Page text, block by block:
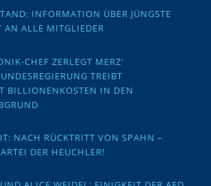
INFORMATION ÜBER JÜNGSTE
AN ALLE MITGLIEDER
CHEF ZERLEGT MERZ‘
TREIBT
BILLIONENKOSTEN IN DEN
NACH RÜCKTRITT VON SPAHN –
DER HEUCHLER!